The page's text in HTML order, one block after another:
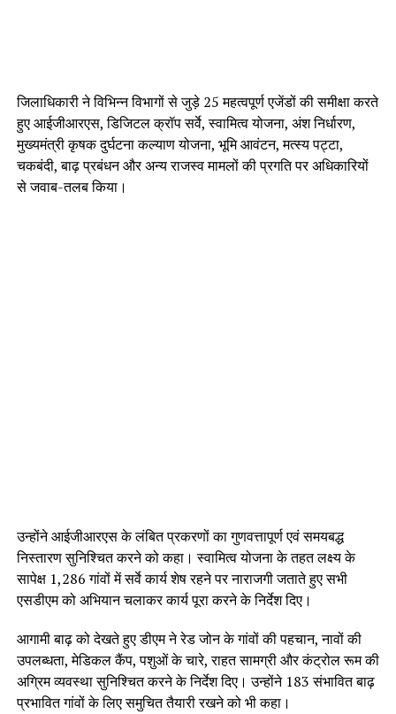
जिलाधिकारी ने विभिन्न विभागों से जुड़े 25 महत्वपूर्ण एजेंडों की समीक्षा करते
हुए आईजीआरएस, डिजिटल क्रॉप सर्वे, स्वामित्व योजना, अंश निर्धारण,
मुख्यमंत्री कृषक दुर्घटना कल्याण योजना, भूमि आवंटन, मत्स्य पट्टा,
चकबंदी, बाढ़ प्रबंधन और अन्य राजस्व मामलों की प्रगति पर अधिकारियों
से जवाब-तलब किया।
उन्होंने आईजीआरएस के लंबित प्रकरणों का गुणवत्तापूर्ण एवं समयबद्ध
निस्तारण सुनिश्चित करने को कहा। स्वामित्व योजना के तहत लक्ष्य के
सापेक्ष 1,286 गांवों में सर्वे कार्य शेष रहने पर नाराजगी जताते हुए सभी
एसडीएम को अभियान चलाकर कार्य पूरा करने के निर्देश दिए।
आगामी बाढ़ को देखते हुए डीएम ने रेड जोन के गांवों की पहचान, नावों की
उपलब्धता, मेडिकल कैंप, पशुओं के चारे, राहत सामग्री और कंट्रोल रूम की
अग्रिम व्यवस्था सुनिश्चित करने के निर्देश दिए। उन्होंने 183 संभावित बाढ़
प्रभावित गांवों के लिए समुचित तैयारी रखने को भी कहा।